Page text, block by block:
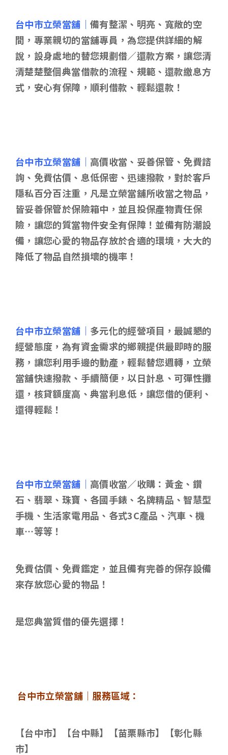
台中市立榮當舖｜ 備有整潔、明亮、寬敞的空
間，專業親切的當舖專員，為您提供詳細的解
說，設身處地的替您規劃借／還款方案，讓您清
清楚楚整個典當借款的流程、規範、還款繳息方
式，安心有保障，順利借款、輕鬆還款！
台中市立榮當舖｜ 高價收當、妥善保管、免費諮
詢、免費估價、息低保密、迅速撥款，對於客戶
隱私百分百注重，凡是立榮當舖所收當之物品，
皆妥善保管於保險箱中，並且投保產物責任保
險，讓您的質當物件安全有保障！並備有防潮設
備，讓您心愛的物品存放於合適的環境，大大的
降低了物品自然損壞的機率！
台中市立榮當舖｜ 多元化的經營項目，最誠懇的
經營態度，為有資金需求的鄉親提供最即時的服
務，讓您利用手邊的動產，輕鬆替您週轉，立榮
當舖快速撥款、手續簡便，以日計息、可彈性攤
還，核貸額度高、典當利息低，讓您借的便利、
還得輕鬆！
台中市立榮當舖｜ 高價收當／收購：黃金、鑽
石、翡翠、珠寶、各國手錶、名牌精品、智慧型
手機、生活家電用品、各式3C產品、汽車、機
車…等等！
免費估價、免費鑑定，並且備有完善的保存設備
來存放您心愛的物品！
是您典當質借的優先選擇！
台中市立榮當舖｜服務區域：
【台中市】【台中縣】【苗栗縣市】【彰化縣
市】